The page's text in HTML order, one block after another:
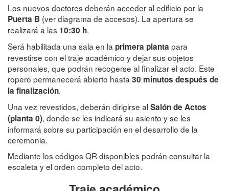
Los nuevos doctores deberán acceder al edificio por la
Puerta B (ver diagrama de accesos). La apertura se
realizará a las 10:30 h.
Será habilitada una sala en la primera planta para
revestirse con el traje académico y dejar sus objetos
personales, que podrán recogerse al finalizar el acto. Este
ropero permanecerá abierto hasta 30 minutos después de
la finalización.
Una vez revestidos, deberán dirigirse alSalón de Actos
(planta 0), donde se les indicará su asiento y se les
informará sobre su participación en el desarrollo de la
ceremonia.
Mediante los códigos QR disponibles podrán consultar la
escaleta y el orden completo del acto.